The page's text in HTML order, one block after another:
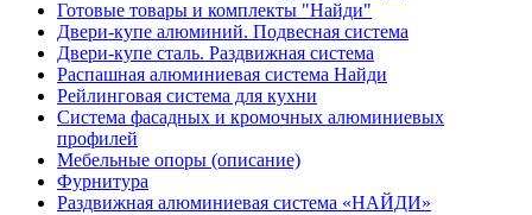
Готовые товары и комплекты "Найди"
Двери-купе алюминий. Подвесная система
Двери-купе сталь. Раздвижная система
Распашная алюминиевая система Найди
Рейлинговая система для кухни
Система фасадных и кромочных алюминиевых
профилей
Мебельные опоры (описание)
Фурнитура
Раздвижная алюминиевая система «НАЙДИ»